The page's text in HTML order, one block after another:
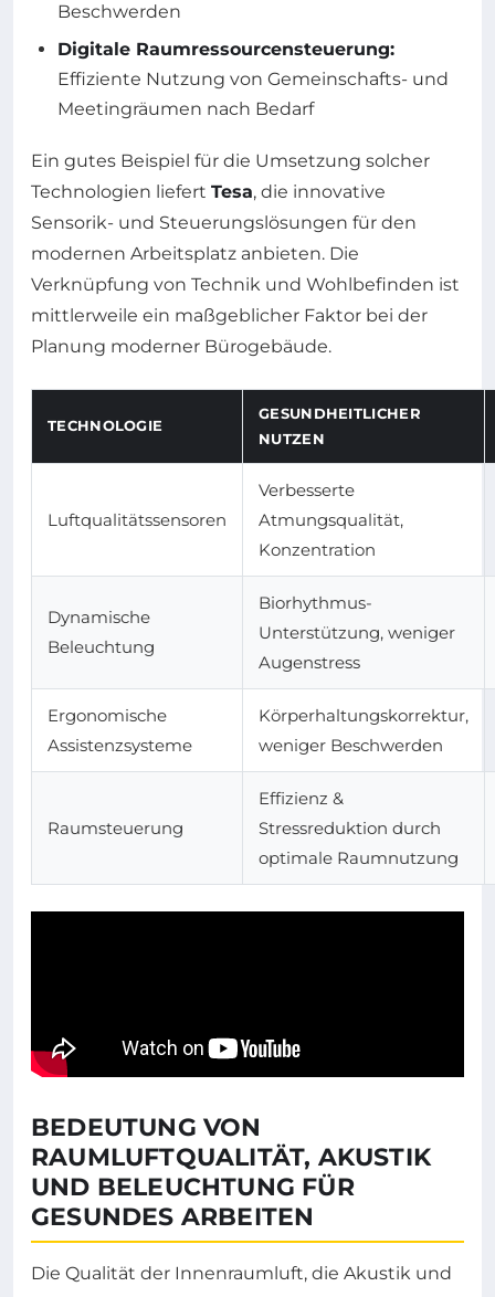
Beschwerden
Digitale Raumressourcensteuerung:
Effiziente Nutzung von Gemeinschafts- und
Meetingräumen nach Bedarf
Ein gutes Beispiel für die Umsetzung solcher
Technologien liefert Tesa, die innovative
Sensorik- und Steuerungslösungen für den
modernen Arbeitsplatz anbieten. Die
Verknüpfung von Technik und Wohlbefinden ist
mittlerweile ein maßgeblicher Faktor bei der
Planung moderner Bürogebäude.
TECHNOLOGIE
GESUNDHEITLICHER
NUTZEN
Luftqualitätssensoren
Verbesserte
Atmungsqualität,
Konzentration
Dynamische
Beleuchtung
Biorhythmus-
Unterstützung, weniger
Augenstress
Ergonomische
Assistenzsysteme
Körperhaltungskorrektur,
weniger Beschwerden
Raumsteuerung
Effizienz &
Stressreduktion durch
optimale Raumnutzung
BEDEUTUNG VON
RAUMLUFTQUALITÄT, AKUSTIK
UND BELEUCHTUNG FÜR
GESUNDES ARBEITEN
Die Qualität der Innenraumluft, die Akustik und